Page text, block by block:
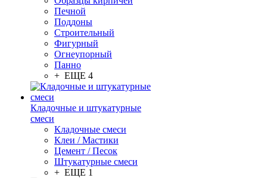
Печной
Поддоны
Строительный
Фигурный
Огнеупорный
Панно
+ ЕЩЕ 4
Кладочные и штукатурные
смеси
Кладочные смеси
Клеи / Мастики
Цемент / Песок
Штукатурные смеси
+ ЕЩЕ 1